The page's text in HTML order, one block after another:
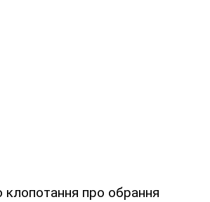
клопотання про обрання